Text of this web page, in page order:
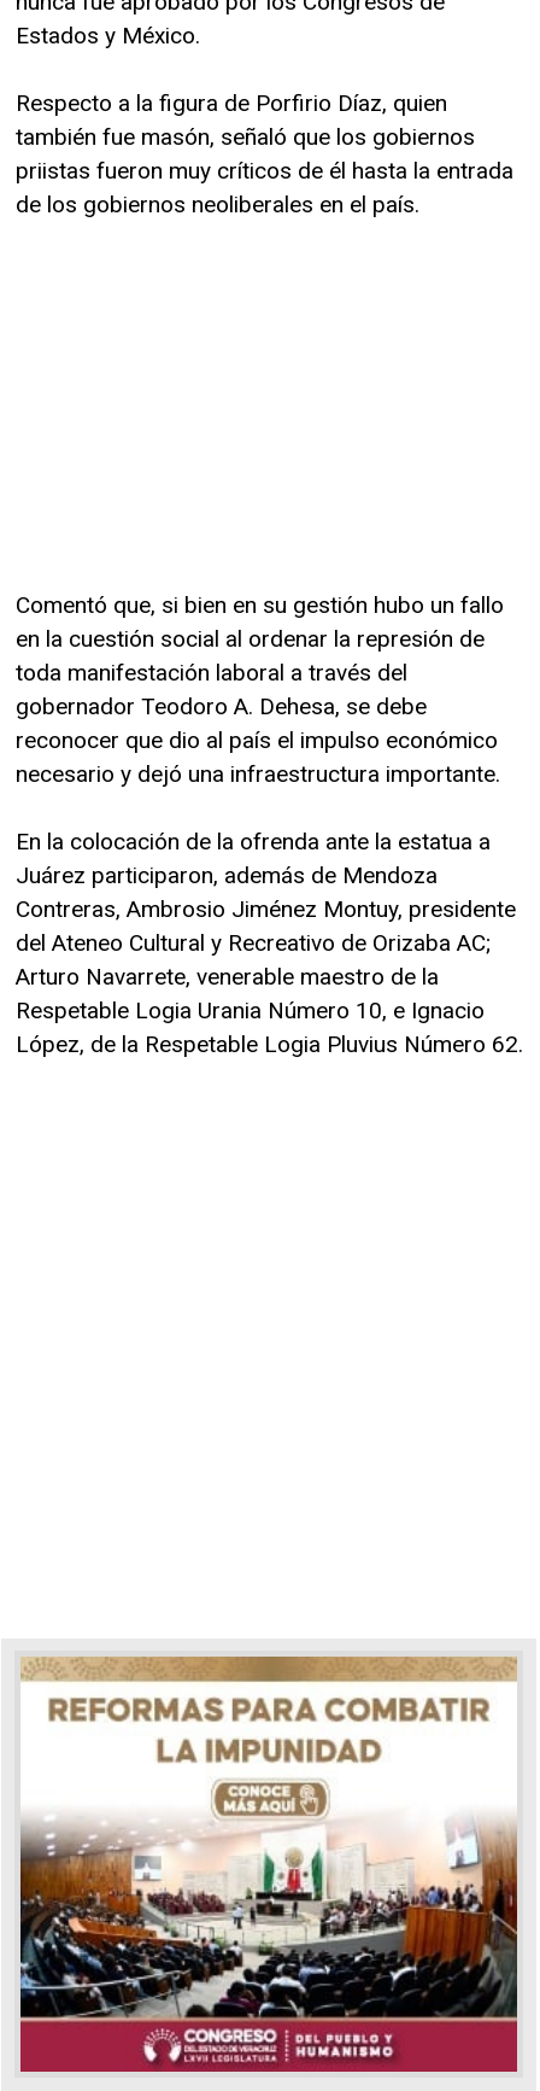
Estados y México.
Respecto a la figura de Porfirio Díaz, quien
también fue masón, señaló que los gobiernos
priistas fueron muy críticos de él hasta la entrada
de los gobiernos neoliberales en el país.
Comentó que, si bien en su gestión hubo un fallo
en la cuestión social al ordenar la represión de
toda manifestación laboral a través del
gobernador Teodoro A. Dehesa, se debe
reconocer que dio al país el impulso económico
necesario y dejó una infraestructura importante.
En la colocación de la ofrenda ante la estatua a
Juárez participaron, además de Mendoza
Contreras, Ambrosio Jiménez Montuy, presidente
del Ateneo Cultural y Recreativo de Orizaba AC;
Arturo Navarrete, venerable maestro de la
Respetable Logia Urania Número 10, e Ignacio
López, de la Respetable Logia Pluvius Número 62.